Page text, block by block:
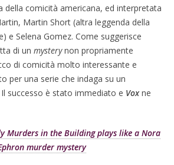
della comicità americana, ed interpretata
Martin Short (altra leggenda della
e Selena Gomez. Come suggerisce
di un mysterynon propriamente
di comicità molto interessante e
per una serie che indaga su un
successo è stato immediato e Voxne
Murders in the Building plays like a Nora
murder mystery